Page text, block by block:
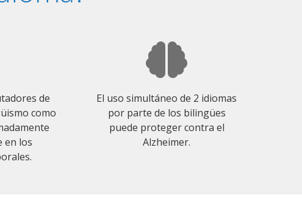
de
como
en los
El uso simultáneo de 2 idiomas
por parte de los bilingües
puede proteger contra el
Alzheimer.